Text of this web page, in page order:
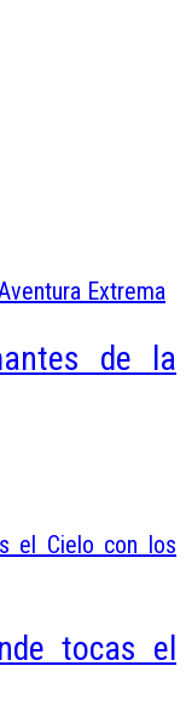
de la
tocas el